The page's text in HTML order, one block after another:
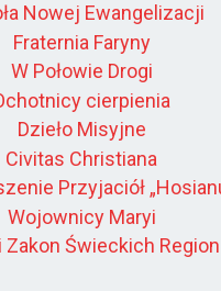
Nowej Ewangelizacji
Fraternia Faryny
W Połowie Drogi
cierpienia
Dzieło Misyjne
Civitas Christiana
Przyjaciół
Wojownicy Maryi
Świeckich